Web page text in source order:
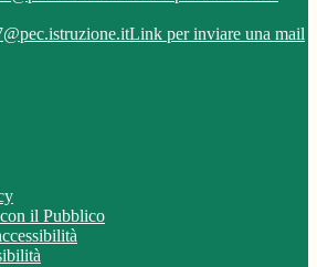
Link per inviare una mail
il Pubblico